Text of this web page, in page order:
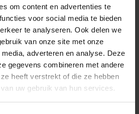
om content en advertenties te
voor social media te bieden
te analyseren. Ook delen we
van onze site met onze
adverteren en analyse. Deze
gegevens combineren met andere
heeft verstrekt of die ze hebben
uw gebruik van hun services.
16 tanden breed versterkt
41CM
818217